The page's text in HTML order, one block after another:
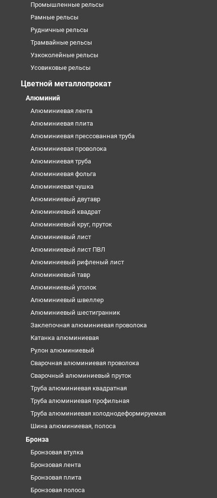
Промышленные рельсы
Рамные рельсы
Рудничные рельсы
Трамвайные рельсы
Узкоколейные рельсы
Усовиковые рельсы
Цветной металлопрокат
Алюминий
Алюминиевая лента
Алюминиевая плита
Алюминиевая прессованная труба
Алюминиевая проволока
Алюминиевая труба
Алюминиевая фольга
Алюминиевая чушка
Алюминиевый двутавр
Алюминиевый квадрат
Алюминиевый круг, пруток
Алюминиевый лист
Алюминиевый лист ПВЛ
Алюминиевый рифленый лист
Алюминиевый тавр
Алюминиевый уголок
Алюминиевый швеллер
Алюминиевый шестигранник
Заклепочная алюминиевая проволока
Катанка алюминиевая
Рулон алюминиевый
Сварочная алюминиевая проволока
Сварочный алюминиевый пруток
Труба алюминиевая квадратная
Труба алюминиевая профильная
Труба алюминиевая холоднодеформируемая
Шина алюминиевая, полоса
Бронза
Бронзовая втулка
Бронзовая лента
Бронзовая плита
Бронзовая полоса